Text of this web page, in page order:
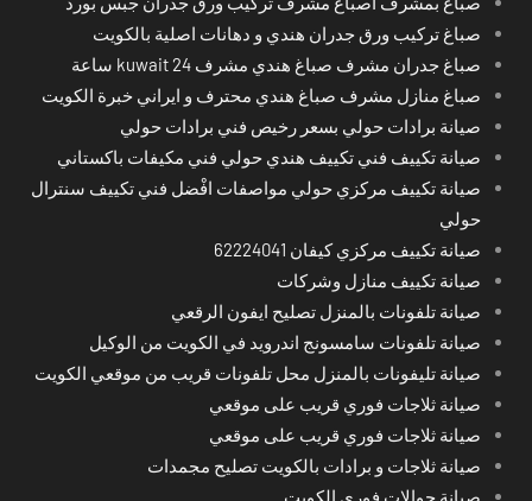
صباغ تركيب ورق جدران هندي و دهانات اصلية بالكويت
صباغ جدران مشرف صباغ هندي مشرف kuwait 24 ساعة
صباغ منازل مشرف صباغ هندي محترف و ايراني خبرة الكويت
صيانة برادات حولي بسعر رخيص فني برادات حولي
صيانة تكييف فني تكييف هندي حولي فني مكيفات باكستاني
صيانة تكييف مركزي حولي مواصفات افْضل فني تكييف سنترال
حولي
صيانة تكييف مركزي كيفان 62224041
صيانة تكييف منازل وشركات
صيانة تلفونات بالمنزل تصليح ايفون الرقعي
صيانة تلفونات سامسونج اندرويد في الكويت من الوكيل
صيانة تليفونات بالمنزل محل تلفونات قريب من موقعي الكويت
صيانة ثلاجات فوري قريب على موقعي
صيانة ثلاجات فوري قريب على موقعي
صيانة ثلاجات و برادات بالكويت تصليح مجمدات
صيانة جوالات فوري الكويت